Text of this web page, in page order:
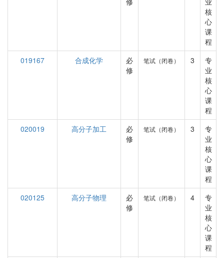
核
心
课
程
019167
合成化学
必
修
笔试（闭卷） 3
专
业
核
心
课
程
020019
高分子加工
必
修
笔试（闭卷） 3
专
业
核
心
课
程
020125
高分子物理
必
修
笔试（闭卷） 4
专
业
核
心
课
程